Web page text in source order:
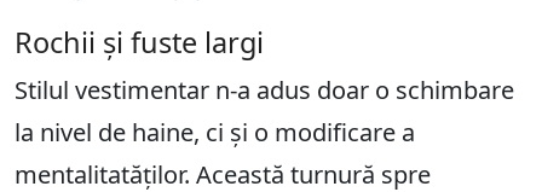
Rochii și fuste largi
Stilul vestimentar n-a adus doar o schimbare
la nivel de haine, ci și o modificare a
mentalitatăților. Această turnură spre